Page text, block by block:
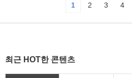
1 2 3 4
최근 HOT한 콘텐츠